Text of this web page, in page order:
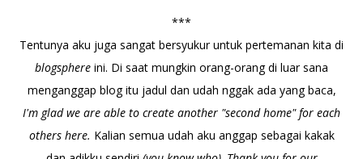
***
Tentunya aku juga sangat bersyukur untuk pertemanan kita di
blogsphere ini. Di saat mungkin orang-orang di luar sana
menganggap blog itu jadul dan udah nggak ada yang baca,
I'm glad we are able to create another "second home" for each
others here. Kalian semua udah aku anggap sebagai kakak